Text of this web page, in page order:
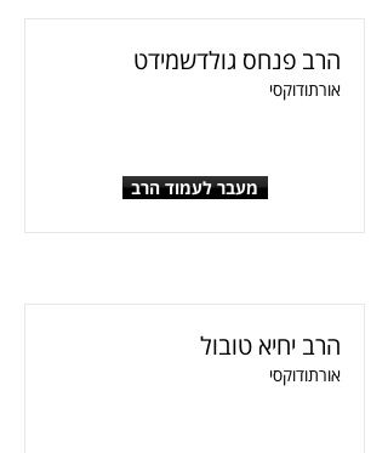
הרב פנחס גולדשמידט
אורתודוקסי
מעבר לעמוד הרב
הרב יחיא טובול
אורתודוקסי